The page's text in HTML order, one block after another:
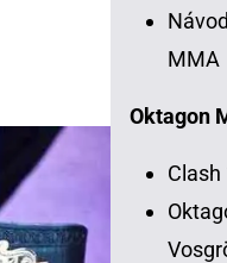
MMA
Oktagon
Clash